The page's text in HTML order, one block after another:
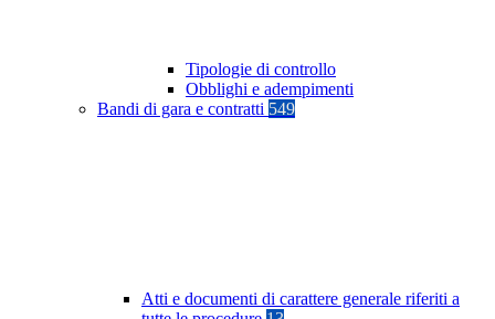
Tipologie di controllo
Obblighi e adempimenti
Bandi di gara e contratti 549
Atti e documenti di carattere generale riferiti a